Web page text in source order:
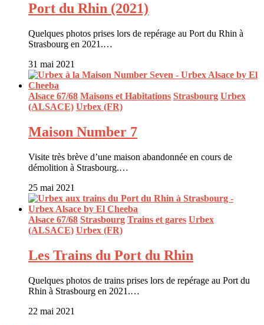
Port du Rhin (2021)
Quelques photos prises lors de repérage au Port du Rhin à
Strasbourg en 2021.…
31 mai 2021
Alsace 67/68 Maisons et Habitations Strasbourg Urbex
(ALSACE) Urbex (FR)
Maison Number 7
Visite très brève d’une maison abandonnée en cours de
démolition à Strasbourg.…
25 mai 2021
Alsace 67/68 Strasbourg Trains et gares Urbex
(ALSACE) Urbex (FR)
Les Trains du Port du Rhin
Quelques photos de trains prises lors de repérage au Port du
Rhin à Strasbourg en 2021.…
22 mai 2021